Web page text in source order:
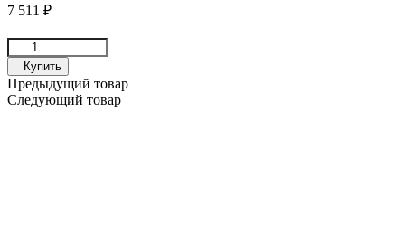
7 511 ₽
Купить
Предыдущий товар
Следующий товар